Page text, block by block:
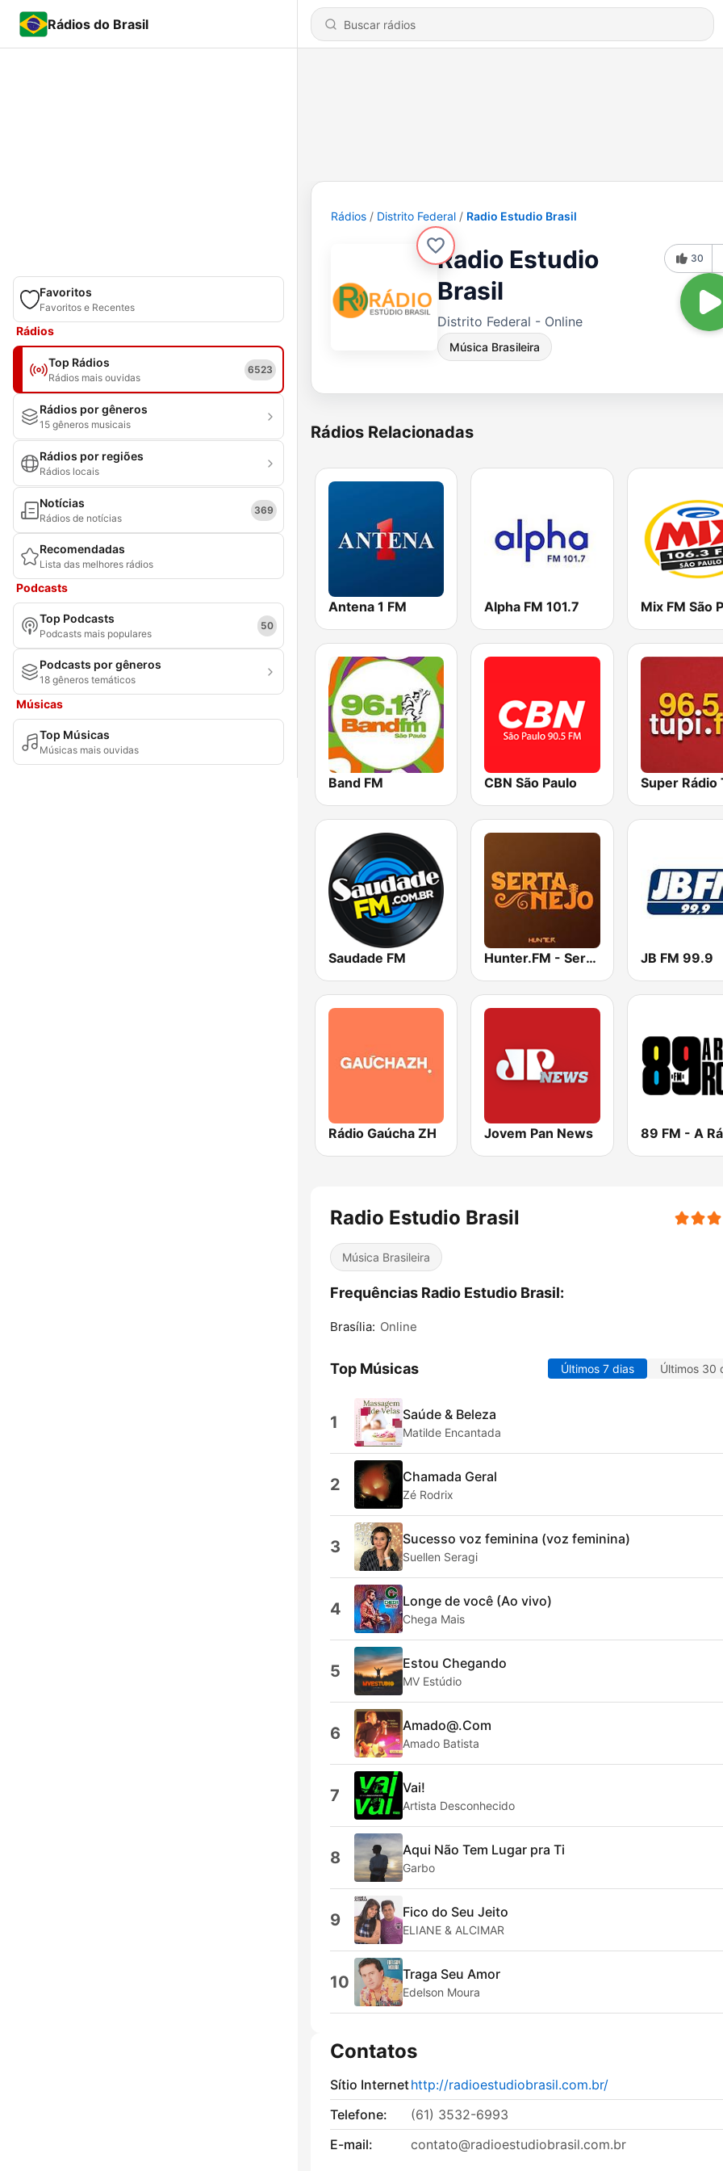
Rádios do Brasil
Favoritos
Favoritos e Recentes
Rádios
Top Rádios
Rádios mais ouvidas
6523
Rádios por gêneros
15 gêneros musicais
Rádios por regiões
Rádios locais
Notícias
Rádios de notícias
369
Recomendadas
Lista das melhores rádios
Podcasts
Top Podcasts
Podcasts mais populares
50
Podcasts por gêneros
18 gêneros temáticos
Músicas
Top Músicas
Músicas mais ouvidas
Rádios Distrito Federal Radio Estudio Brasil
Radio Estudio
Brasil
Distrito Federal - Online
Música Brasileira
30
Rádios Relacionadas
Antena 1 FM Alpha FM 101.7 Mix FM São
Band FM CBN São Paulo Super Rádio
Saudade FM Hunter.FM - Sertanejo JB FM 99.9
Rádio Gaúcha ZH Jovem Pan News
Radio Estudio Brasil
Música Brasileira
Frequências Radio Estudio Brasil:
Brasília: Online
Top Músicas Últimos 7 dias Últimos 30
1 Saúde & Beleza
Matilde Encantada
2 Chamada Geral
Zé Rodrix
3 Sucesso voz feminina (voz feminina)
Suellen Seragi
4 Longe de você (Ao vivo)
Chega Mais
5 Estou Chegando
MV Estúdio
6 Amado@.Com
Amado Batista
7 Vai!
Artista Desconhecido
8 Aqui Não Tem Lugar pra Ti
Garbo
9 Fico do Seu Jeito
ELIANE & ALCIMAR
10 Traga Seu Amor
Edelson Moura
Contatos
Sítio Internethttp://radioestudiobrasil.com.br/
Telefone:
(61) 3532-6993
E-mail:
contato@radioestudiobrasil.com.br